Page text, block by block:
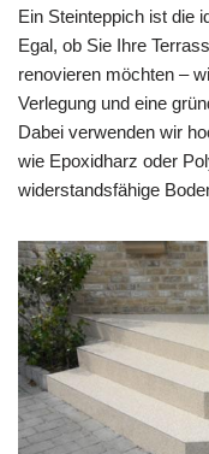
Ein Steinteppich ist die
Egal, ob Sie Ihre
renovieren möchten –
Verlegung und eine
Dabei verwenden wir
wie Epoxidharz oder
widerstandsfähige